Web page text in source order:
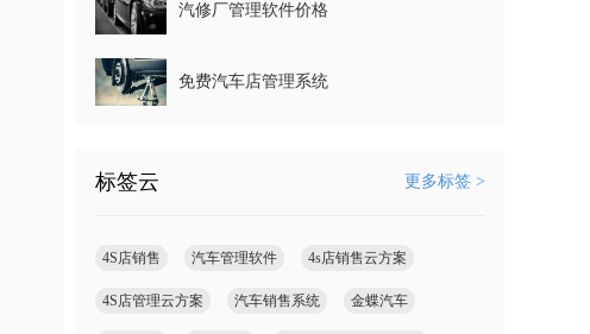
汽修厂管理软件价格
免费汽车店管理系统
标签云 更多标签 >
4S店销售 汽车管理软件 4s店销售云方案
4S店管理云方案 汽车销售系统 金蝶汽车